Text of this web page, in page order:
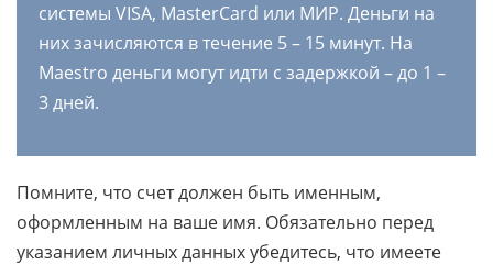
системы VISA, MasterCard или МИР. Деньги на
них зачисляются в течение 5 – 15 минут. На
Maestro деньги могут идти с задержкой – до 1 –
3 дней.
Помните, что счет должен быть именным,
оформленным на ваше имя. Обязательно перед
указанием личных данных убедитесь, что имеете